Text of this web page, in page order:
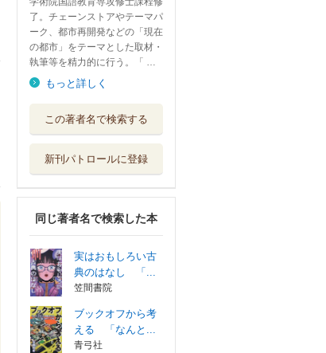
了。チェーンストアやテーマパ
ーク、都市再開発などの「現在
の都市」をテーマとした取材・
執筆等を精力的に行う。「 …
もっと詳しく
この著者名で検索する
新刊パトロールに登録
同じ著者名で検索した本
実はおもしろい古
典のはなし 「...
笠間書院
ブックオフから考
える 「なんと...
青弓社